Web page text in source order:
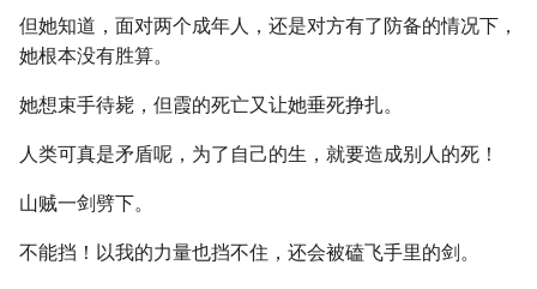
但她知道，面对两个成年人，还是对方有了防备的情况下，
她根本没有胜算。
她想束手待毙，但霞的死亡又让她垂死挣扎。
人类可真是矛盾呢，为了自己的生，就要造成别人的死！
山贼一剑劈下。
不能挡！以我的力量也挡不住，还会被磕飞手里的剑。